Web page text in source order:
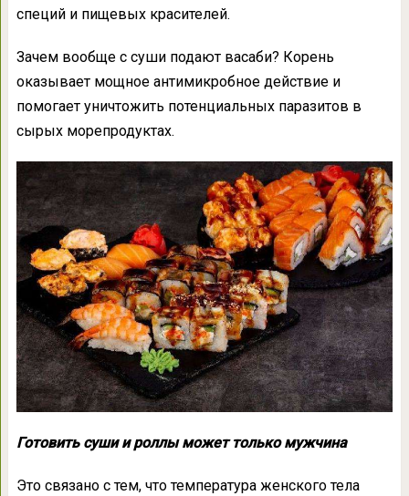
специй и пищевых красителей.
Зачем вообще с суши подают васаби? Корень
оказывает мощное антимикробное действие и
помогает уничтожить потенциальных паразитов в
сырых морепродуктах.
Готовить суши и роллы может только мужчина
Это связано с тем, что температура женского тела